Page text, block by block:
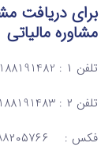
برای دریافت
مشاوره
تلفن ۱ : 02188191482
تلفن ۲ : 02188191483
فکس : ۸۸۲۰۵۷۶۶ ۲۱ ۹۸++